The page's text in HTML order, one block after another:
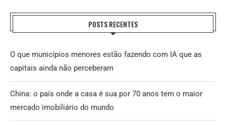
POSTS RECENTES
O que municípios menores estão fazendo com IA que as
capitais ainda não perceberam
China: o país onde a casa é sua por 70 anos tem o maior
mercado imobiliário do mundo